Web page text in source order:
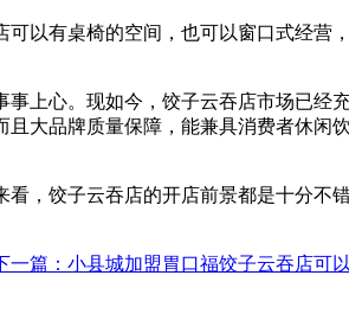
以有桌椅的空间，也可以窗口式经
上心。现如今，饺子云吞店市场已
大品牌质量保障，能兼具消费者休
，饺子云吞店的开店前景都是十分
一篇 ：小县城加盟胃口福饺子云吞店可